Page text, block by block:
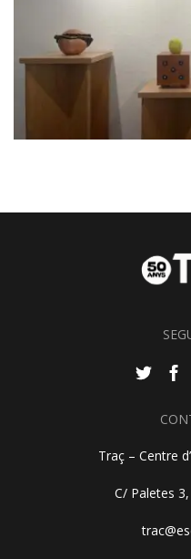
Traç – Centre
C/ Paletes